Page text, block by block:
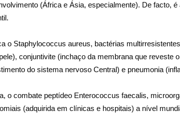
(África e Ásia, especialmente). De facto,
o Staphylococcus aureus, bactérias
conjuntivite (inchaço da membrana que reveste
do sistema nervoso Central) e pneumonia
o combate peptídeo Enterococcus faecalis,
(adquirida em clínicas e hospitais) a nível